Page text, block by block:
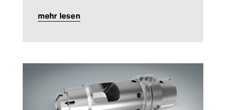
mehr lesen